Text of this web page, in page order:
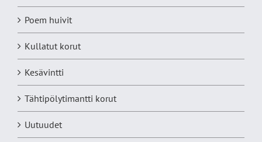
Poem huivit
Kullatut korut
Kesävintti
Tähtipölytimantti korut
Uutuudet